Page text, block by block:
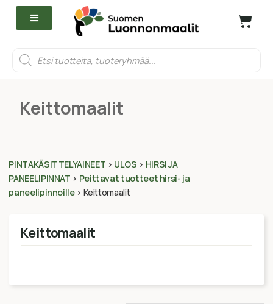
Keittomaalit
PINTAKÄSITTELYAINEET > ULOS > HIRSI JA
PANEELIPINNAT > Peittavat tuotteet hirsi- ja
paneelipinnoille> Keittomaalit
Keittomaalit